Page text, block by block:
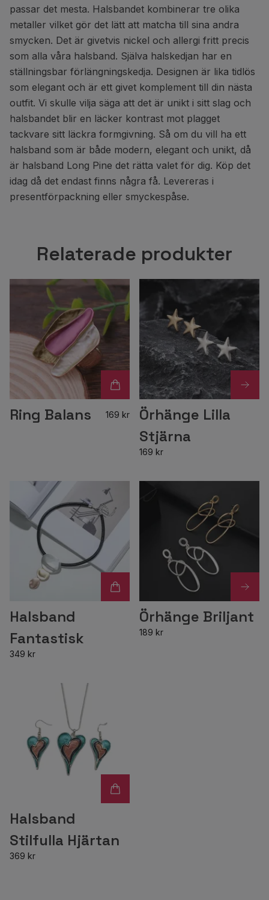
passar det mesta. Halsbandet kombinerar tre olika
metaller vilket gör det lätt att matcha till sina andra
smycken. Det är givetvis nickel och allergi fritt precis
som alla våra halsband. Själva halskedjan har en
ställningsbar förlängningskedja. Designen är lika tidlös
som elegant och är ett givet komplement till din nästa
outfit. Vi skulle vilja säga att det är unikt i sitt slag och
halsbandet blir en läcker kontrast mot plagget
tackvare sitt läckra formgivning. Så om du vill ha ett
halsband som är både modern, elegant och unikt, då
är halsband Long Pine det rätta valet för dig. Köp det
idag då det endast finns några få. Levereras i
presentförpackning eller smyckespåse.
Relaterade produkter
Ring Balans 169 kr
Örhänge Lilla
Stjärna
169 kr
Halsband
Fantastisk
349 kr
Örhänge Briljant
189 kr
Halsband
Stilfulla Hjärtan
369 kr